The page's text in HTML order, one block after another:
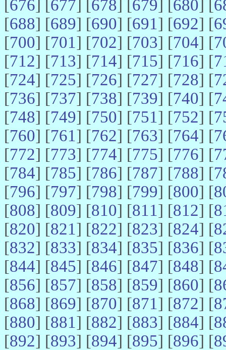
[676] [677] [678] [679] [680] [
[688] [689] [690] [691] [692] [
[700] [701] [702] [703] [704] [
[712] [713] [714] [715] [716] [
[724] [725] [726] [727] [728] [
[736] [737] [738] [739] [740] [
[748] [749] [750] [751] [752] [
[760] [761] [762] [763] [764] [
[772] [773] [774] [775] [776] [
[784] [785] [786] [787] [788] [
[796] [797] [798] [799] [800] [
[808] [809] [810] [811] [812] [
[820] [821] [822] [823] [824] [
[832] [833] [834] [835] [836] [
[844] [845] [846] [847] [848] [
[856] [857] [858] [859] [860] [
[868] [869] [870] [871] [872] [
[880] [881] [882] [883] [884] [
[892] [893] [894] [895] [896] [